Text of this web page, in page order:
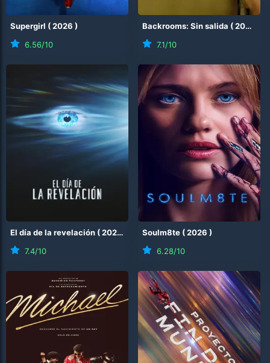
Supergirl (2026 )
6.56/10
Backrooms: Sin salida (2026
7.1/10
El día de la revelación (2026 )
7.4/10
Soulm8te (2026 )
6.28/10